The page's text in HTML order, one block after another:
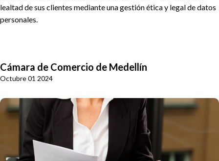
lealtad de sus clientes mediante una gestión ética y legal de datos
personales.
Cámara de Comercio de Medellín
Octubre 01 2024